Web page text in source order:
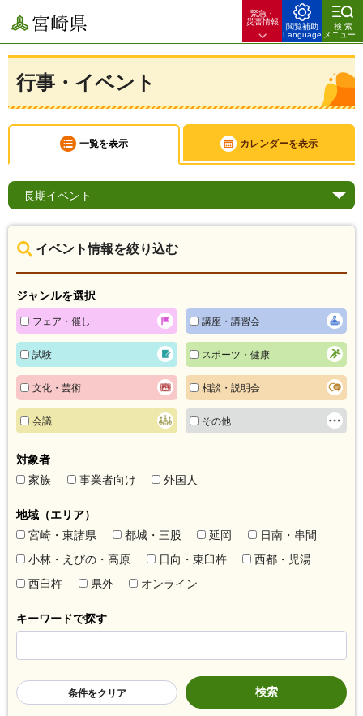
宮崎県
緊急・
災害情報
閲覧補助
Language
検索
メニュー
行事・イベント
一覧を表示 カレンダーを表示
長期イベント
イベント情報を絞り込む
ジャンルを選択
フェア・催し 講座・講習会
試験 スポーツ・健康
文化・芸術 相談・説明会
会議 その他
対象者
家族
事業者向け 外国人
地域（エリア）
宮崎・東諸県
都城・三股 延岡
日南・串間
小林・えびの・高原
日向・東臼杵
西都・児湯
西臼杵
県外 オンライン
キーワードで探す
条件をクリア